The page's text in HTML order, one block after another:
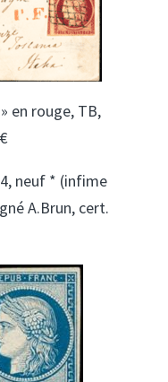
» en rouge, TB,
neuf * (infime
A.Brun, cert.